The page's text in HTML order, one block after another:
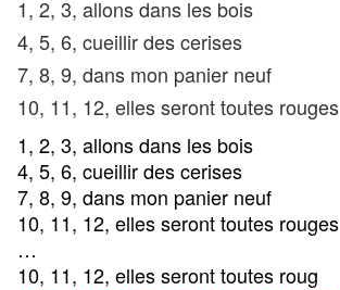
1, 2, 3, allons dans les bois
4, 5, 6, cueillir des cerises
7, 8, 9, dans mon panier neuf
10, 11, 12, elles seront toutes rouges
1, 2, 3, allons dans les bois
4, 5, 6, cueillir des cerises
7, 8, 9, dans mon panier neuf
10, 11, 12, elles seront toutes rouges
…
10, 11, 12, elles seront toutes roug